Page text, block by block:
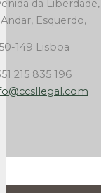
da Liberdade,
Andar, Esquerdo,
149 Lisboa
215 835 196